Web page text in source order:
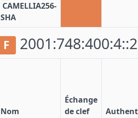
CAMELLIA256-
SHA
F
Nom
Échange
de clef